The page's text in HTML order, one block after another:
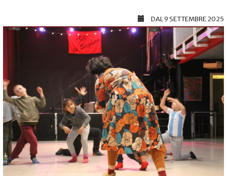
DAL9 SETTEMBRE 2025